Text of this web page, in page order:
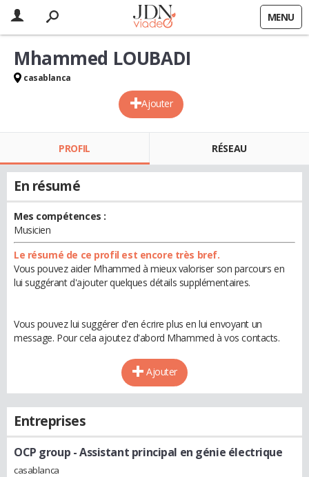
MENU
Ajouter
Mhammed LOUBADI
casablanca
PROFIL RÉSEAU
En résumé
Mes compétences :
Musicien
Le résumé de ce profil est encore très bref.
Vous pouvez aider Mhammed à mieux valoriser son parcours en
lui suggérant d'ajouter quelques détails supplémentaires.
Vous pouvez lui suggérer d'en écrire plus en lui envoyant un
message. Pour cela ajoutez d'abord Mhammed à vos contacts.
Ajouter
Entreprises
OCP group - Assistant principal en génie électrique
casablanca